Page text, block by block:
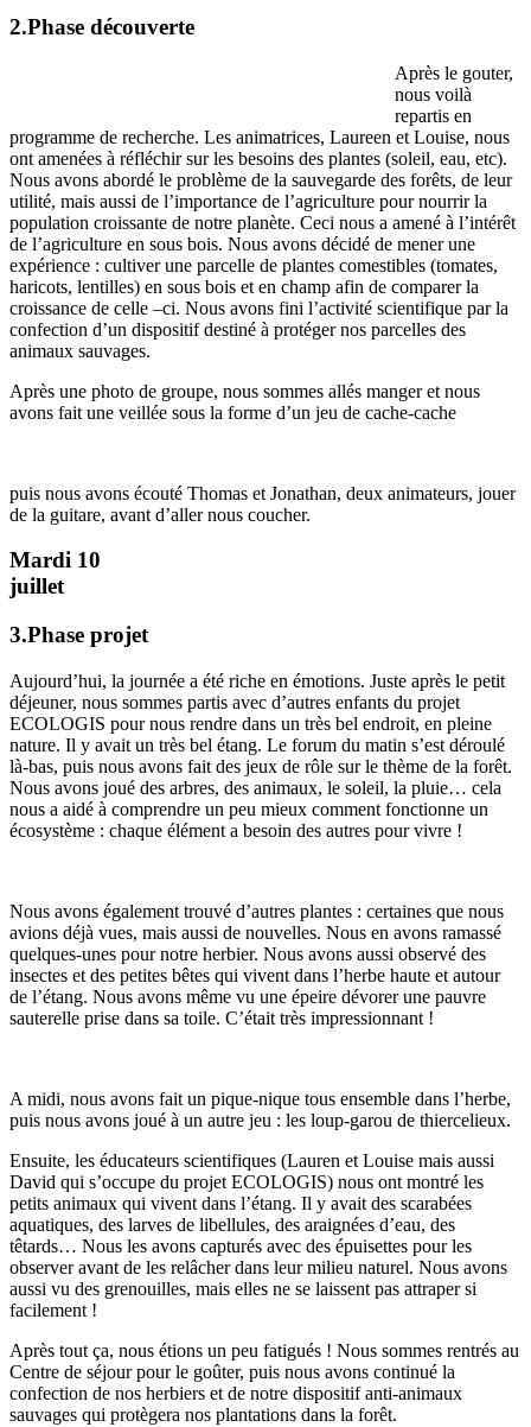
2.Phase découverte
Après le gouter,
nous voilà
repartis en
programme de recherche. Les animatrices, Laureen et Louise, nous
ont amenées à réfléchir sur les besoins des plantes (soleil, eau, etc).
Nous avons abordé le problème de la sauvegarde des forêts, de leur
utilité, mais aussi de l’importance de l’agriculture pour nourrir la
population croissante de notre planète. Ceci nous a amené à l’intérêt
de l’agriculture en sous bois. Nous avons décidé de mener une
expérience : cultiver une parcelle de plantes comestibles (tomates,
haricots, lentilles) en sous bois et en champ afin de comparer la
croissance de celle –ci. Nous avons fini l’activité scientifique par la
confection d’un dispositif destiné à protéger nos parcelles des
animaux sauvages.
Après une photo de groupe, nous sommes allés manger et nous
avons fait une veillée sous la forme d’un jeu de cache-cache
puis nous avons écouté Thomas et Jonathan, deux animateurs, jouer
de la guitare, avant d’aller nous coucher.
Mardi 10
juillet
3.Phase projet
Aujourd’hui, la journée a été riche en émotions. Juste après le petit
déjeuner, nous sommes partis avec d’autres enfants du projet
ECOLOGIS pour nous rendre dans un très bel endroit, en pleine
nature. Il y avait un très bel étang. Le forum du matin s’est déroulé
là-bas, puis nous avons fait des jeux de rôle sur le thème de la forêt.
Nous avons joué des arbres, des animaux, le soleil, la pluie… cela
nous a aidé à comprendre un peu mieux comment fonctionne un
écosystème : chaque élément a besoin des autres pour vivre !
Nous avons également trouvé d’autres plantes : certaines que nous
avions déjà vues, mais aussi de nouvelles. Nous en avons ramassé
quelques-unes pour notre herbier. Nous avons aussi observé des
insectes et des petites bêtes qui vivent dans l’herbe haute et autour
de l’étang. Nous avons même vu une épeire dévorer une pauvre
sauterelle prise dans sa toile. C’était très impressionnant !
A midi, nous avons fait un pique-nique tous ensemble dans l’herbe,
puis nous avons joué à un autre jeu : les loup-garou de thiercelieux.
Ensuite, les éducateurs scientifiques (Lauren et Louise mais aussi
David qui s’occupe du projet ECOLOGIS) nous ont montré les
petits animaux qui vivent dans l’étang. Il y avait des scarabées
aquatiques, des larves de libellules, des araignées d’eau, des
têtards… Nous les avons capturés avec des épuisettes pour les
observer avant de les relâcher dans leur milieu naturel. Nous avons
aussi vu des grenouilles, mais elles ne se laissent pas attraper si
facilement !
Après tout ça, nous étions un peu fatigués ! Nous sommes rentrés au
Centre de séjour pour le goûter, puis nous avons continué la
confection de nos herbiers et de notre dispositif anti-animaux
sauvages qui protègera nos plantations dans la forêt.